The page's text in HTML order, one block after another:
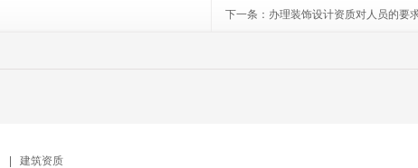
下一条： 办理装饰设计资质对人员的要
建筑资质